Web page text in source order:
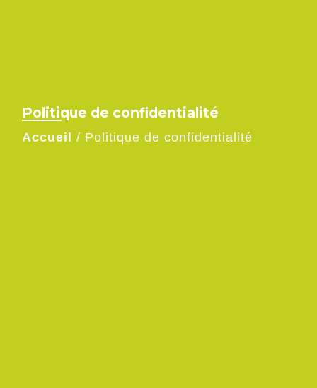
Politique de confidentialité
Accueil / Politique de confidentialité